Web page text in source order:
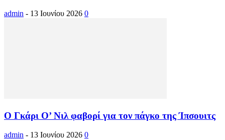
admin - 13 Ιουνίου 2026 0
Ο Γκάρι Ο’ Νιλ φαβορί για τον πάγκο της Ίπσουιτς
admin - 13 Ιουνίου 2026 0